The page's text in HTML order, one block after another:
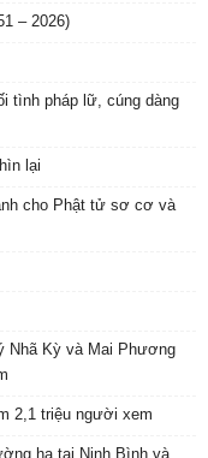
– 2026)
tình pháp lữ, cúng dàng
lại
cho Phật tử sơ cơ và
Nhã Kỳ và Mai Phương
2,1 triệu người xem
hạ tại Ninh Bình và